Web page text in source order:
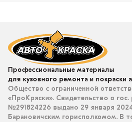
Профессиональные материалы
для кузовного ремонта и покраски
Общество с ограниченной
«ПроКраски». Свидетельство о гос.
№291824226 выдано 29 января
Барановичским горисполкомом. В